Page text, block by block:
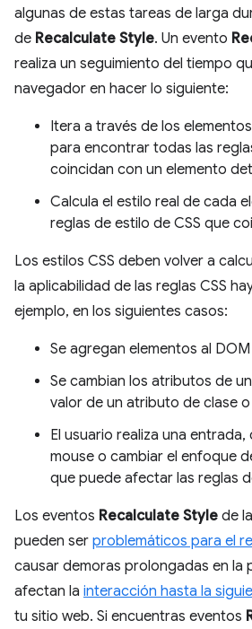
algunas de estas tareas de larga
de Recalculate Style. Un evento
realiza un seguimiento del tiempo
navegador en hacer lo siguiente:
Itera a través de los
para encontrar todas las
coincidan con un elemento
Calcula el estilo real de cada
reglas de estilo de CSS que
Los estilos CSS deben volver a
la aplicabilidad de las reglas CSS
ejemplo, en los siguientes casos:
Se agregan elementos al
Se cambian los atributos de
valor de un atributo de clase o
El usuario realiza una entrada,
mouse o cambiar el enfoque
que puede afectar las reglas
Los eventos Recalculate Style de
pueden ser problemáticos para el
causar demoras prolongadas en la
afectan la interacción hasta la
tu sitio web. Si encuentras eventos